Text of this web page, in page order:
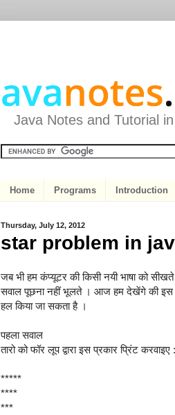
Java Notes and Tutorial
Home Programs Introduction
Thursday, July 12, 2012
star problem in
जब भी हम कंप्यूटर की किसी नयी भाषा को
सवाल पूछना नहीं भूलते । आज हम देखेंगे की इस
हल किया जा सकता है ।
पहला सवाल
तारो को फॉर लूप द्वारा इस प्रकार प्रिंट करवाइए :
*****
****
***